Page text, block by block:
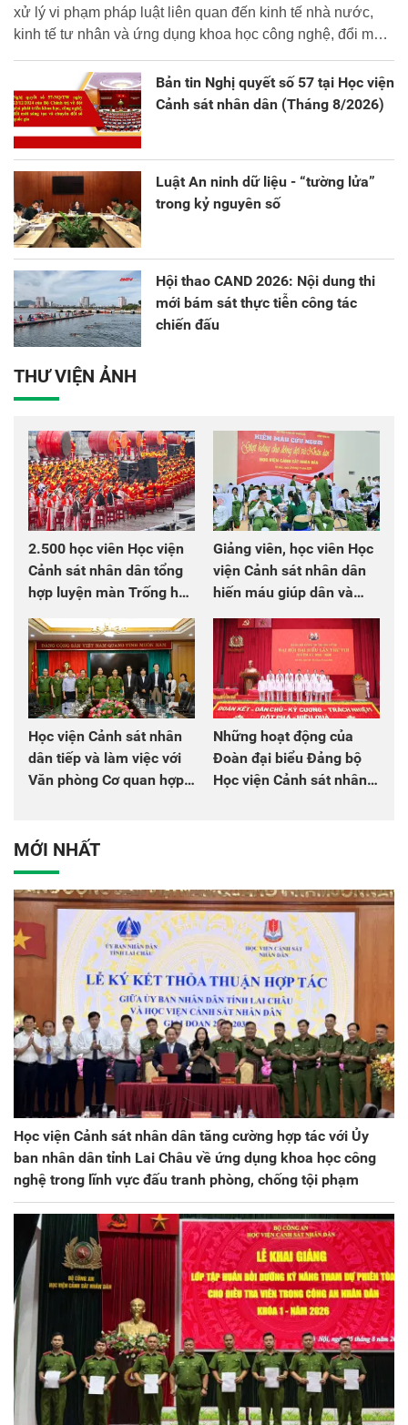
xử lý vi phạm pháp luật liên quan đến kinh tế nhà nước,
kinh tế tư nhân và ứng dụng khoa học công nghệ, đổi mới
Bản tin Nghị quyết số 57 tại Học viện
Cảnh sát nhân dân (Tháng 8/2026)
Luật An ninh dữ liệu - “tường lửa”
trong kỷ nguyên số
Hội thao CAND 2026: Nội dung thi
mới bám sát thực tiễn công tác
chiến đấu
THƯ VIỆN ẢNH
2.500 học viên Học viện
Cảnh sát nhân dân tổng
hợp luyện màn Trống hội
chào mừng Đại hội Đảng
Giảng viên, học viên Học
viện Cảnh sát nhân dân
hiến máu giúp dân và
đồng đội
Học viện Cảnh sát nhân
dân tiếp và làm việc với
Văn phòng Cơ quan hợp
Những hoạt động của
Đoàn đại biểu Đảng bộ
Học viện Cảnh sát nhân
MỚI NHẤT
Học viện Cảnh sát nhân dân tăng cường hợp tác với Ủy
ban nhân dân tỉnh Lai Châu về ứng dụng khoa học công
nghệ trong lĩnh vực đấu tranh phòng, chống tội phạm